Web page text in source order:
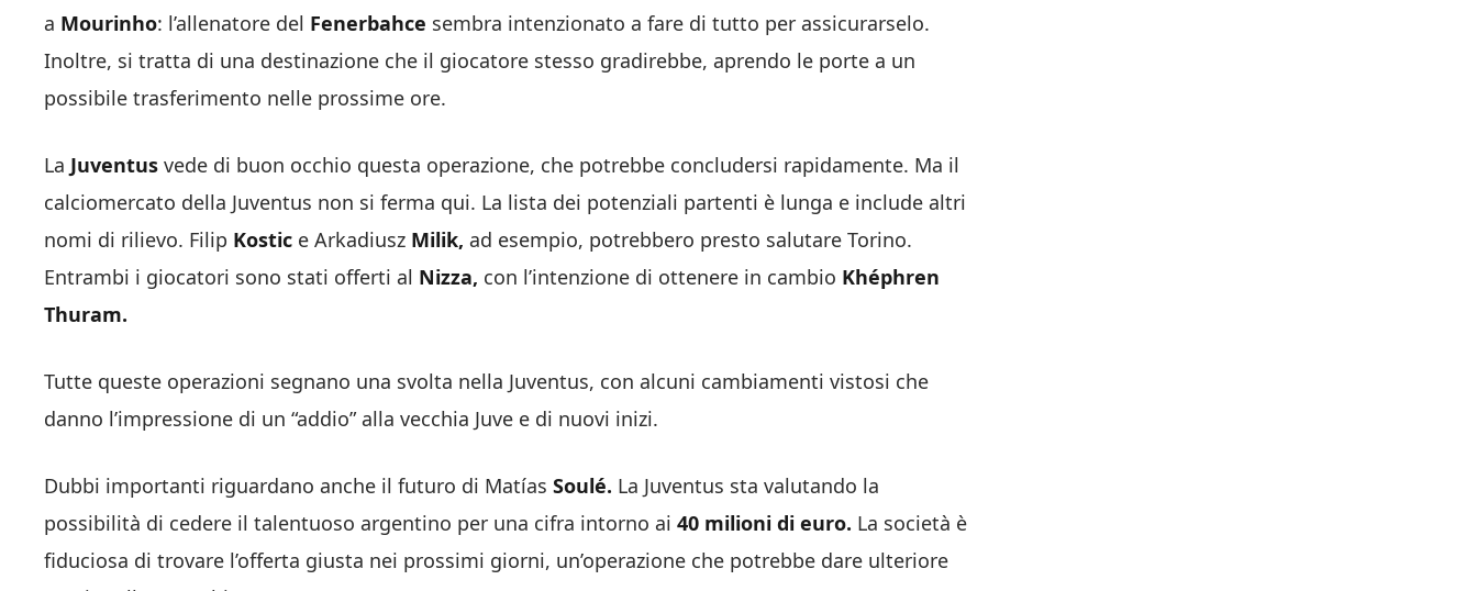
a Mourinho: l’allenatore del Fenerbahce sembra intenzionato a fare di tutto per assicurarselo.
Inoltre, si tratta di una destinazione che il giocatore stesso gradirebbe, aprendo le porte a un
possibile trasferimento nelle prossime ore.
La Juventus vede di buon occhio questa operazione, che potrebbe concludersi rapidamente. Ma il
calciomercato della Juventus non si ferma qui. La lista dei potenziali partenti è lunga e include altri
nomi di rilievo. Filip Kostic e Arkadiusz Milik, ad esempio, potrebbero presto salutare Torino.
Entrambi i giocatori sono stati offerti al Nizza, con l’intenzione di ottenere in cambio Khéphren
Thuram.
Tutte queste operazioni segnano una svolta nella Juventus, con alcuni cambiamenti vistosi che
danno l’impressione di un “addio” alla vecchia Juve e di nuovi inizi.
Dubbi importanti riguardano anche il futuro di Matías Soulé. La Juventus sta valutando la
possibilità di cedere il talentuoso argentino per una cifra intorno ai 40 milioni di euro. La società è
fiduciosa di trovare l’offerta giusta nei prossimi giorni, un’operazione che potrebbe dare ulteriore